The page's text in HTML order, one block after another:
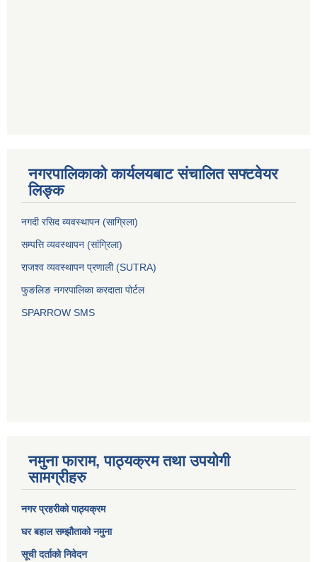
नगरपालिकाको कार्यलयबाट संचालित सफ्टवेयर
लिङ्क
नगदी रसिद व्यवस्थापन (साग्रिला)
सम्पत्ति व्यवस्थापन (सांग्रिला)
राजश्व व्यवस्थापन प्रणाली (SUTRA)
फुङलिङ नगरपालिका करदाता पोर्टल
SPARROW SMS
नमुना फाराम, पाठ्यक्रम तथा उपयोगी
सामग्रीहरु
नगर प्रहरीको पाठ्यक्रम
घर बहाल सम्झौताको नमुना
सूची दर्ताको निवेदन